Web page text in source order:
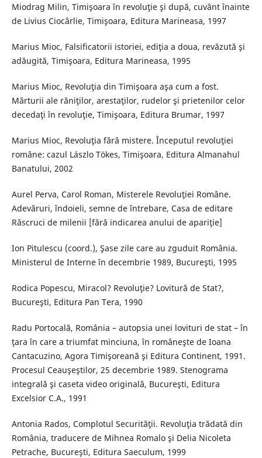
Miodrag Milin, Timişoara în revoluţie şi după, cuvânt înainte
de Livius Ciocârlie, Timişoara, Editura Marineasa, 1997
Marius Mioc, Falsificatorii istoriei, ediţia a doua, revăzută şi
adăugită, Timişoara, Editura Marineasa, 1995
Marius Mioc, Revoluţia din Timişoara aşa cum a fost.
Mărturii ale răniţilor, arestaţilor, rudelor şi prietenilor celor
decedaţi în revoluţie, Timişoara, Editura Brumar, 1997
Marius Mioc, Revoluţia fără mistere. Începutul revoluţiei
române: cazul Lászlo Tökes, Timişoara, Editura Almanahul
Banatului, 2002
Aurel Perva, Carol Roman, Misterele Revoluţiei Române.
Adevăruri, îndoieli, semne de întrebare, Casa de editare
Răscruci de milenii [fără indicarea anului de apariţie]
Ion Pitulescu (coord.), Şase zile care au zguduit România.
Ministerul de Interne în decembrie 1989, Bucureşti, 1995
Rodica Popescu, Miracol? Revoluţie? Lovitură de Stat?,
Bucureşti, Editura Pan Tera, 1990
Radu Portocală, România – autopsia unei lovituri de stat – în
ţara în care a triumfat minciuna, în româneşte de Ioana
Cantacuzino, Agora Timişoreană şi Editura Continent, 1991.
Procesul Ceauşeştilor, 25 decembrie 1989. Stenograma
integrală şi caseta video originală, Bucureşti, Editura
Excelsior C.A., 1991
Antonia Rados, Complotul Securităţii. Revoluţia trădată din
România, traducere de Mihnea Romalo şi Delia Nicoleta
Petrache, Bucureşti, Editura Saeculum, 1999